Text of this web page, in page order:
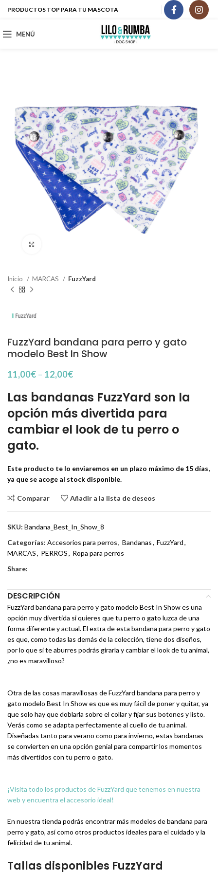
PRODUCTOS TOP PARA TU MASCOTA
MENÚ
Inicio MARCAS FuzzYard
FuzzYard bandana para perro y gato
modelo Best In Show
11,00€ – 12,00€
Las bandanas FuzzYard son la
opción más divertida para
cambiar el look de tu perro o
gato.
Este producto te lo enviaremos en un plazo máximo de 15 días,
ya que se acoge al stock disponible.
Comparar Añadir a la lista de deseos
SKU: Bandana_Best_In_Show_8
Categorías: Accesorios para perros, Bandanas, FuzzYard,
MARCAS, PERROS, Ropa para perros
Share:
DESCRIPCIÓN
FuzzYard bandana para perro y gato modelo Best In Show es una
opción muy divertida si quieres que tu perro o gato luzca de una
forma diferente y actual.⁣ El extra de esta bandana para perro y gato
es que, como todas las demás de la colección, tiene dos diseños,
por lo que si te aburres podrás girarla y cambiar el look de tu animal,
¿no es maravilloso?⁣
Otra de las cosas maravillosas de FuzzYard bandana para perro y
gato modelo Best In Show es que es muy fácil de poner y quitar, ya
que solo hay que doblarla sobre el collar y fijar sus botones y listo.
Verás como se adapta perfectamente al cuello de tu animal.⁣
Diseñadas tanto para verano como para invierno, estas bandanas
se convierten en una opción genial para compartir los momentos
más divertidos con tu perro o gato.⁣
¡Visita todo los productos de FuzzYard que tenemos en nuestra
web y encuentra el accesorio ideal!
En nuestra tienda podrás encontrar más modelos de bandana para
perro y gato, así como otros productos ideales para el cuidado y la
felicidad de tu animal.⁣
Tallas disponibles FuzzYard